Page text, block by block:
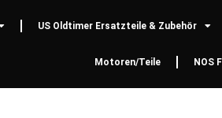
US Oldtimer Ersatzteile & Zubehör
Motoren/Teile NOS